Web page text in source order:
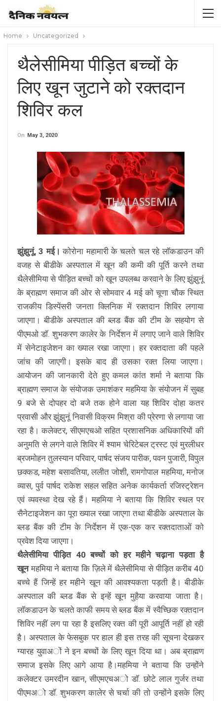
Home Uncategorized
थैलेसीमिया पीड़ित बच्चों के
लिए खून जुटाने को रक्तदान
शिविर कल
On May 3, 2020
झुंझुनूं, 3 मई। कोरोना महामारी के चलते चल रहे लॉकडाउन की
वजह से बीडीके अस्पताल में खून की कमी की पूर्ति करने तथा
थैलेसीमिया से पीड़ित बच्चों को खून उपलब्ध करवाने के लिए झुंझुनूं
के ब्राह्मण समाज की ओर से सोमवार 4 मई को चूणा चौक स्थित
राजकीय डिस्पेंसरी जनता क्लिनिक में रक्तदान शिविर लगाया
जाएगा। बीडीके अस्पताल की ब्लड बैंक की टीम के सहयोग से
पीएमओ डाॅ. शुभकरण कालेर के निर्देशन में लगाए जाने वाले शिविर
में सेनेटाइजेशन का ख्याल रखा जाएगा। हर रक्तदाता की पहले
जांच की जाएगी। इसके बाद ही उसका रक्त लिया जाएगा।
आयोजन की जानकारी देते हुए कमल कांत शर्मा ने बताया कि
ब्राह्मण समाज के संयोजक उमाशंकर महमिया के संयोजन में सुबह
9 बजे से दोपहर दो बजे तक होने वाला यह शिविर दोहा कतर
प्रवासी और झुंझुनूं निवासी विक्रम मिश्रा की प्रेरणा से लगाया जा
रहा है। कलेक्टर, सीएमएचओ सहित प्रशासनिक अधिकारियों की
अनुमति से लगने वाले शिविर में श्याम चेरिटेबल ट्रस्ट एवं मुरलीधर
ब्रजमोहन तुलस्यान परिवार, पार्षद संजय पारीक, पवन पुजारी, विपुल
छक्कड, महेश बसावतिया, ललीत जोशी, रामगोपाल महमिया, मनोज
व्यास, पुर्व पार्षद राकेश सहल सहित अनेक कार्यकर्ता रजिस्ट्रेशन
एवं व्यवस्था देख रहे हैं। महमिया ने बताया कि शिविर स्थल पर
सैनेटाइजेशन का पूरा ख्याल रखा जाएगा तथा बीडीके अस्पताल के
ब्लड बैंक की टीम के निर्देशन में एक-एक कर रक्तदाताओं को
प्रवेश दिया जाएगा।
थैलेसीमिया पीड़ित 40 बच्चों को हर महीने चढ़ाना पड़ता है
खूनमहमिया ने बताया कि ज़िले में थैलेसीमिया से पीड़ित करीब 40
बच्चे हैं जिन्हें हर महीने खून की आवश्यकता पड़ती है। बीडीके
अस्पताल की ब्लड बैंक से इन्हें खून मुहैया करवाया जाता है।
लाॅकडाउन के चलते काफी समय से ब्लड बैंक में स्वैच्छिक रक्तदान
शिविर नहीं लग पा रहा है इसलिए रक्त की पूरी आपूर्ति नहीं हो रही
है। अस्पताल के फेसबुक पर हाल ही इस तरह की सूचना देखकर
ग्यारह युवाअों ने इन बच्चों के लिए खून दिया था। अब ब्राह्मण
समाज इसके लिए आगे आया है।महमिया ने बताया कि उन्होंने
कलेक्टर उमरदीन खान, सीएमएचअो डाॅ. छोटे लाल गुर्जर तथा
पीएमअो डाॅ. शुभकरण कालेर से चर्चा की तो उन्होंने इसके लिए